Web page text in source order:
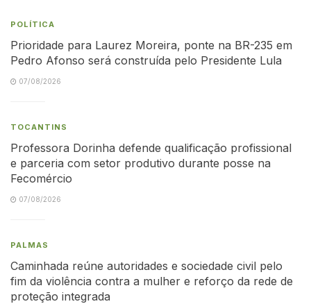
POLÍTICA
Prioridade para Laurez Moreira, ponte na BR-235 em
Pedro Afonso será construída pelo Presidente Lula
07/08/2026
TOCANTINS
Professora Dorinha defende qualificação profissional
e parceria com setor produtivo durante posse na
Fecomércio
07/08/2026
PALMAS
Caminhada reúne autoridades e sociedade civil pelo
fim da violência contra a mulher e reforço da rede de
proteção integrada